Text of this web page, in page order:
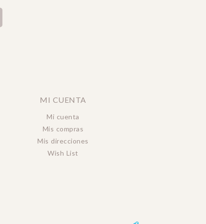
MI CUENTA
Mi cuenta
Mis compras
Mis direcciones
Wish List